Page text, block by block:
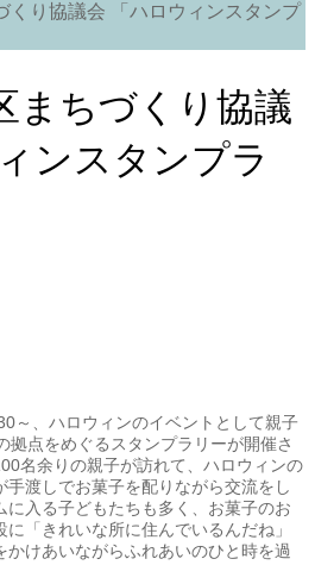
くり協議会 「ハロウィンスタンプ
まちづくり協議
ンスタンプラ
～、ハロウィンのイベントとして親子
拠点をめぐるスタンプラリーが開催さ
名余りの親子が訪れて、ハロウィンの
渡しでお菓子を配りながら交流をし
入る子どもたちも多く、お菓子のお
「きれいな所に住んでいるんだね」
かけあいながらふれあいのひと時を過